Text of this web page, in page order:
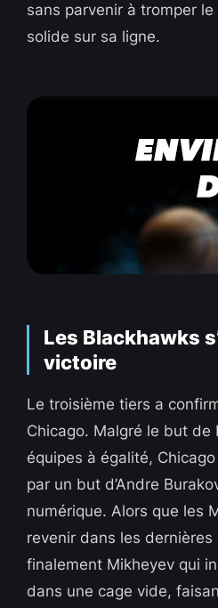
sans parvenir à tromper
solide sur sa ligne.
Les Blackhawks
victoire
Le troisième tiers a
Chicago. Malgré le but
équipes à égalité,
par un but d’Andre
numérique. Alors que les
revenir dans les dernières
finalement Mikheyev qui
dans une cage vide,